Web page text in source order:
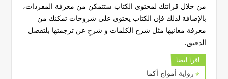
من خلال قرائتك لمحتوى الكتاب ستتمكن من معرفة المفردات،
بالإضافة لذلك فإن الكتاب يحتوي على شروحات تمكنك من
معرفة معانيها مثل شرح الكلمات و شرحِ عن ترجمتها بلتفصل
الدقيق.
اقرا ايضا
رواية أمواج أكما